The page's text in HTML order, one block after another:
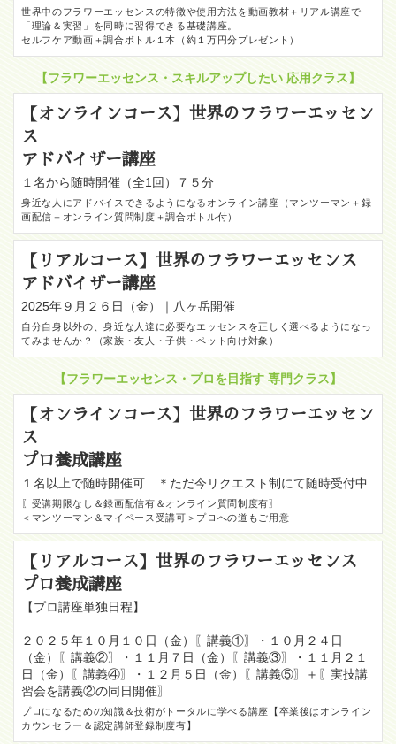
世界中のフラワーエッセンスの特徴や使用方法を動画教材＋リアル講座で
「理論＆実習」を同時に習得できる基礎講座。
セルフケア動画＋調合ボトル１本（約１万円分プレゼント）
【フラワーエッセンス・スキルアップしたい 応用クラス】
【オンラインコース】世界のフラワーエッセン
ス
アドバイザー講座
１名から随時開催（全1回）７５分
身近な人にアドバイスできるようになるオンライン講座（マンツーマン＋録
画配信＋オンライン質問制度＋調合ボトル付）
【リアルコース】世界のフラワーエッセンス
アドバイザー講座
2025年９月２６日（金）｜八ヶ岳開催
自分自身以外の、身近な人達に必要なエッセンスを正しく選べるようになっ
てみませんか？（家族・友人・子供・ペット向け対象）
【フラワーエッセンス・プロを目指す 専門クラス】
【オンラインコース】世界のフラワーエッセン
ス
プロ養成講座
１名以上で随時開催可 ＊ただ今リクエスト制にて随時受付中
〖受講期限なし＆録画配信有＆オンライン質問制度有〗
＜マンツーマン＆マイペース受講可＞プロへの道もご用意
【リアルコース】世界のフラワーエッセンス
プロ養成講座
【プロ講座単独日程】
２０２５年１０月１０日（金）〖講義①〗・１０月２４日
（金）〖講義②〗・１１月７日（金）〖講義③〗・１１月２１
日（金）〖講義④〗・１２月５日（金）〖講義⑤〗＋〖実技講
習会を講義②の同日開催〗
プロになるための知識＆技術がトータルに学べる講座【卒業後はオンライン
カウンセラー＆認定講師登録制度有】